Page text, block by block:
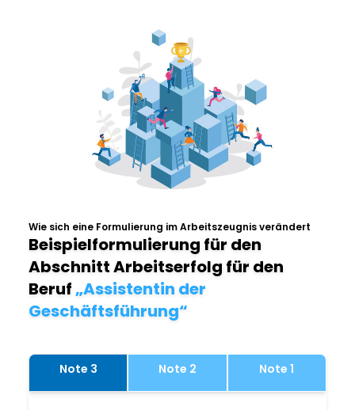
Wie sich eine Formulierung im Arbeitszeugnis verändert
Beispielformulierung für den
Abschnitt Arbeitserfolg für den
Beruf„Assistentin der
Geschäftsführung“
Note 3 Note 2 Note 1